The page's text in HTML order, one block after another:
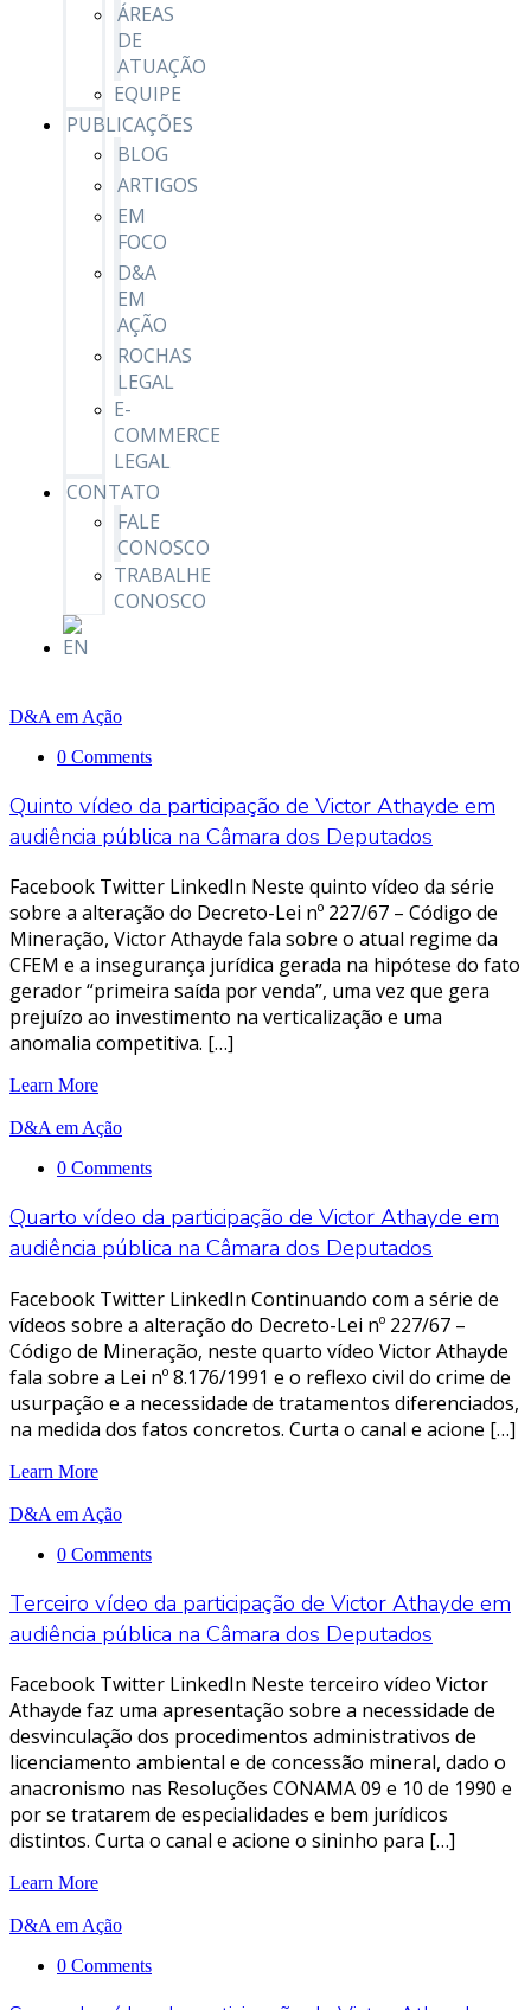
ÁREAS
DE
ATUAÇÃO
EQUIPE
PUBLICAÇÕES
BLOG
ARTIGOS
EM
FOCO
D&A
EM
AÇÃO
ROCHAS
LEGAL
E-
COMMERCE
LEGAL
CONTATO
FALE
CONOSCO
TRABALHE
CONOSCO
D&A em Ação
0 Comments
Quinto vídeo da participação de Victor Athayde em
audiência pública na Câmara dos Deputados
Facebook Twitter LinkedIn Neste quinto vídeo da série
sobre a alteração do Decreto-Lei nº 227/67 – Código de
Mineração, Victor Athayde fala sobre o atual regime da
CFEM e a insegurança jurídica gerada na hipótese do fato
gerador “primeira saída por venda”, uma vez que gera
prejuízo ao investimento na verticalização e uma
anomalia competitiva. […]
Learn More
D&A em Ação
0 Comments
Quarto vídeo da participação de Victor Athayde em
audiência pública na Câmara dos Deputados
Facebook Twitter LinkedIn Continuando com a série de
vídeos sobre a alteração do Decreto-Lei nº 227/67 –
Código de Mineração, neste quarto vídeo Victor Athayde
fala sobre a Lei nº 8.176/1991 e o reflexo civil do crime de
usurpação e a necessidade de tratamentos diferenciados,
na medida dos fatos concretos. Curta o canal e acione […]
Learn More
D&A em Ação
0 Comments
Terceiro vídeo da participação de Victor Athayde em
audiência pública na Câmara dos Deputados
Facebook Twitter LinkedIn Neste terceiro vídeo Victor
Athayde faz uma apresentação sobre a necessidade de
desvinculação dos procedimentos administrativos de
licenciamento ambiental e de concessão mineral, dado o
anacronismo nas Resoluções CONAMA 09 e 10 de 1990 e
por se tratarem de especialidades e bem jurídicos
distintos. Curta o canal e acione o sininho para […]
Learn More
D&A em Ação
0 Comments